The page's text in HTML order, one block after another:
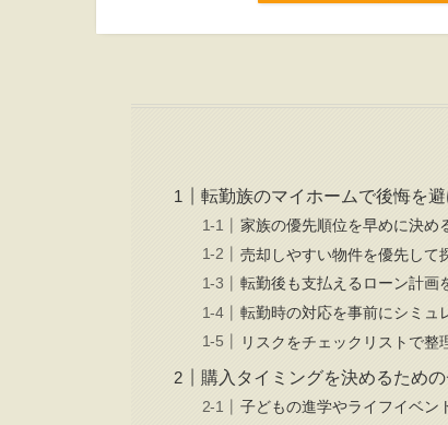
転勤族のマイホームで後悔を
家族の優先順位を早めに決め
売却しやすい物件を優先して
転勤後も支払えるローン計画
転勤時の対応を事前にシミュ
リスクをチェックリストで整
購入タイミングを決めるため
子どもの進学やライフイベン